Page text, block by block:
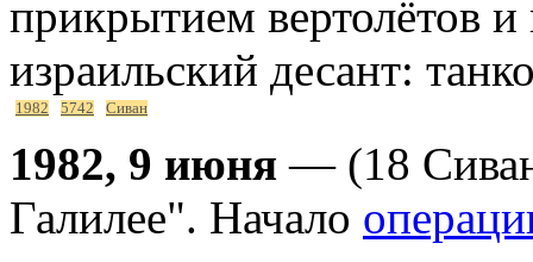
прикрытием вертолётов
израильский десант:
1982 5742 Сиван
1982, 9 июня — (18
Галилее". Начало